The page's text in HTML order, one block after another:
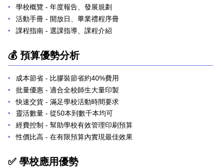
學校概覽 - 年度報告、發展規劃
活動手冊 - 開放日、畢業禮程序冊
課程指南 - 選課指導、課程介紹
💰 預算優勢分析
成本節省 - 比膠裝節省約40%費用
批量優惠 - 適合全校師生大量印製
快速交貨 - 滿足學校活動時間要求
靈活數量 - 從50本到數千本均可
經費控制 - 幫助學校有效管理印刷預算
性價比高 - 在有限預算內實現最佳效果
✅ 學校應用優勢